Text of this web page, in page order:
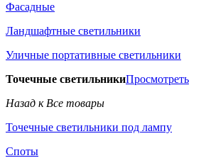
Фасадные
Ландшафтные светильники
Уличные портативные светильники
Точечные светильникиПросмотреть
Назад к Все товары
Точечные светильники под лампу
Споты